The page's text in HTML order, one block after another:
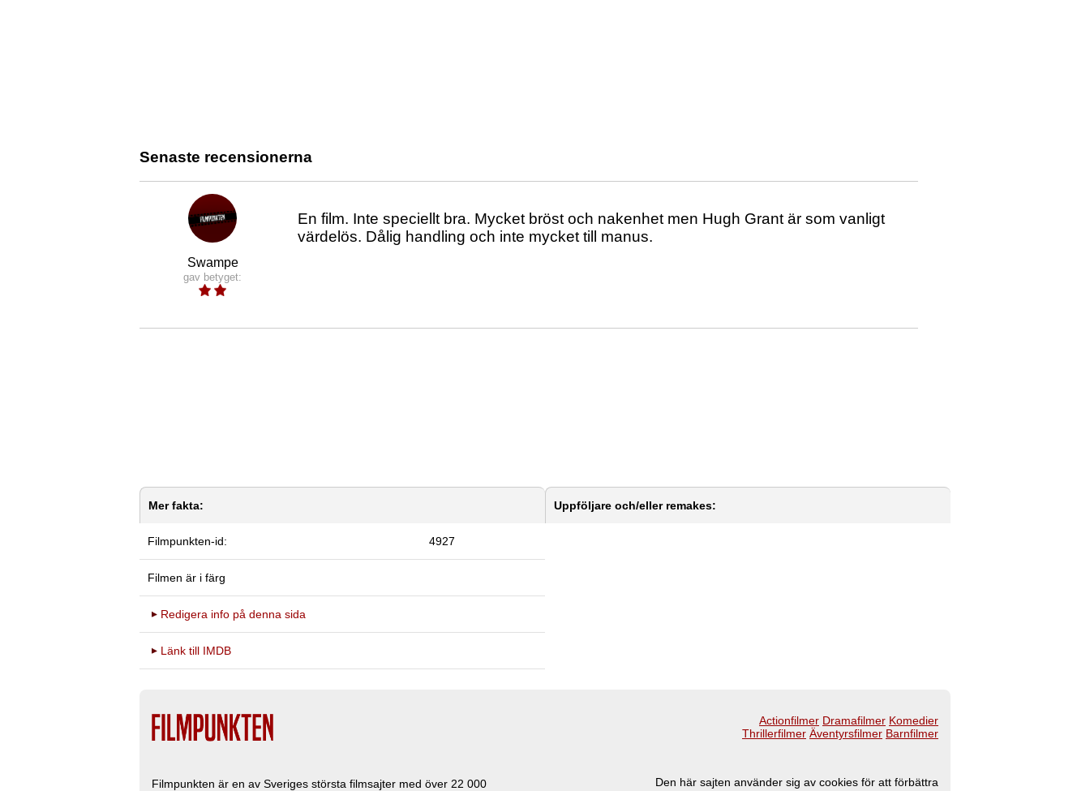
Senaste recensionerna
Swampe
gav betyget:
En film. Inte speciellt bra. Mycket bröst och nakenhet men Hugh Grant är som vanligt
värdelös. Dålig handling och inte mycket till manus.
Mer fakta:
Filmpunkten-id: 4927
Filmen är i färg
Redigera info på denna sida
Länk till IMDB
Uppföljare och/eller remakes:
Filmpunkten är en av Sveriges största filmsajter med över 22 000
Actionfilmer Dramafilmer Komedier
Thrillerfilmer Äventyrsfilmer Barnfilmer
Den här sajten använder sig av cookies för att förbättra